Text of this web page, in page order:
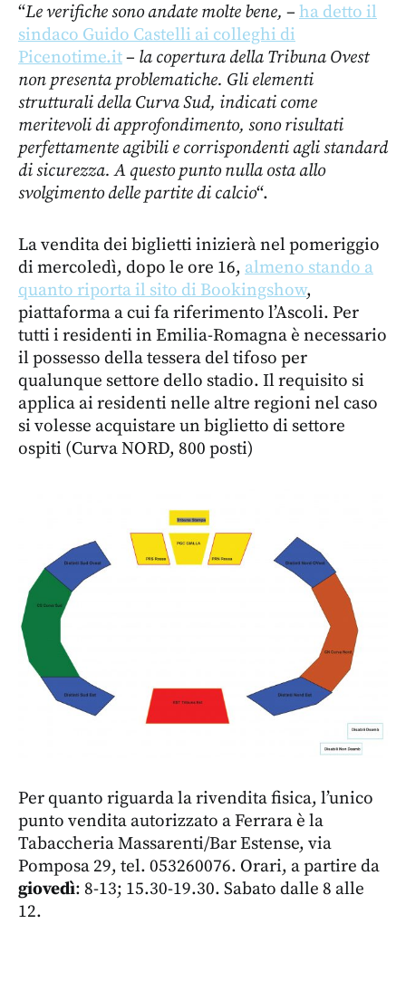
“Le verifiche sono andate molte bene, – ha detto il
sindaco Guido Castelli ai colleghi di
Picenotime.it– la copertura della Tribuna Ovest
non presenta problematiche. Gli elementi
strutturali della Curva Sud, indicati come
meritevoli di approfondimento, sono risultati
perfettamente agibili e corrispondenti agli standard
di sicurezza. A questo punto nulla osta allo
svolgimento delle partite di calcio“.
La vendita dei biglietti inizierà nel pomeriggio
di mercoledì, dopo le ore 16, almeno stando a
quanto riporta il sito di Bookingshow,
piattaforma a cui fa riferimento l’Ascoli. Per
tutti i residenti in Emilia-Romagna è necessario
il possesso della tessera del tifoso per
qualunque settore dello stadio. Il requisito si
applica ai residenti nelle altre regioni nel caso
si volesse acquistare un biglietto di settore
ospiti (Curva NORD, 800 posti)
Per quanto riguarda la rivendita fisica, l’unico
punto vendita autorizzato a Ferrara è la
Tabaccheria Massarenti/Bar Estense, via
Pomposa 29, tel. 053260076. Orari, a partire da
giovedì: 8-13; 15.30-19.30. Sabato dalle 8 alle
12.